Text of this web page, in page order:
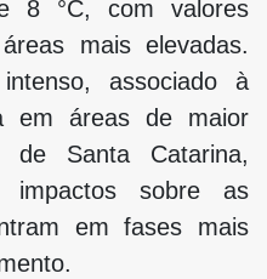
8 °C, com valores
mais elevadas.
associado à
em áreas de maior
Santa Catarina,
sobre as
em fases mais